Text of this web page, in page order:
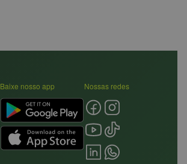
Baixe nosso app Nossas redes